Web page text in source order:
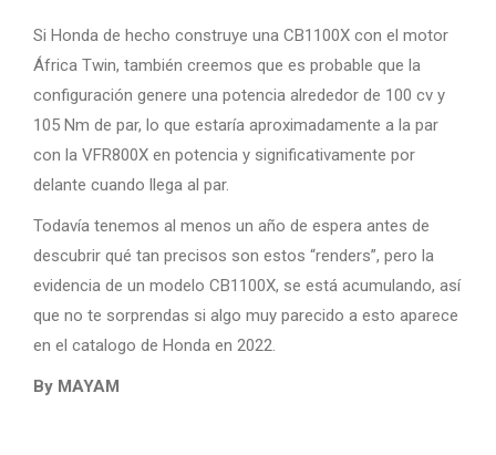
Si Honda de hecho construye una CB1100X con el motor
África Twin, también creemos que es probable que la
configuración genere una potencia alrededor de 100 cv y
105 Nm de par, lo que estaría aproximadamente a la par
con la VFR800X en potencia y significativamente por
delante cuando llega al par.
Todavía tenemos al menos un año de espera antes de
descubrir qué tan precisos son estos “renders”, pero la
evidencia de un modelo CB1100X, se está acumulando, así
que no te sorprendas si algo muy parecido a esto aparece
en el catalogo de Honda en 2022.
By MAYAM